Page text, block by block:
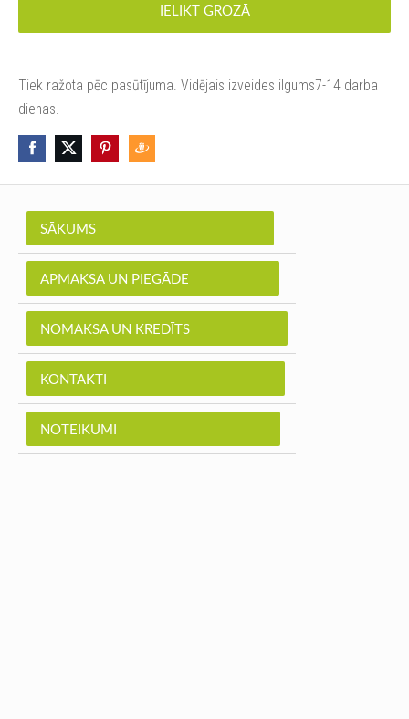
SĀKUMS
APMAKSA UN PIEGĀDE
NOMAKSA UN KREDĪTS
KONTAKTI
NOTEIKUMI
IELIKT GROZĀ
Tiek ražota pēc pasūtījuma. Vidējais izveides ilgums7-14 darba
dienas.